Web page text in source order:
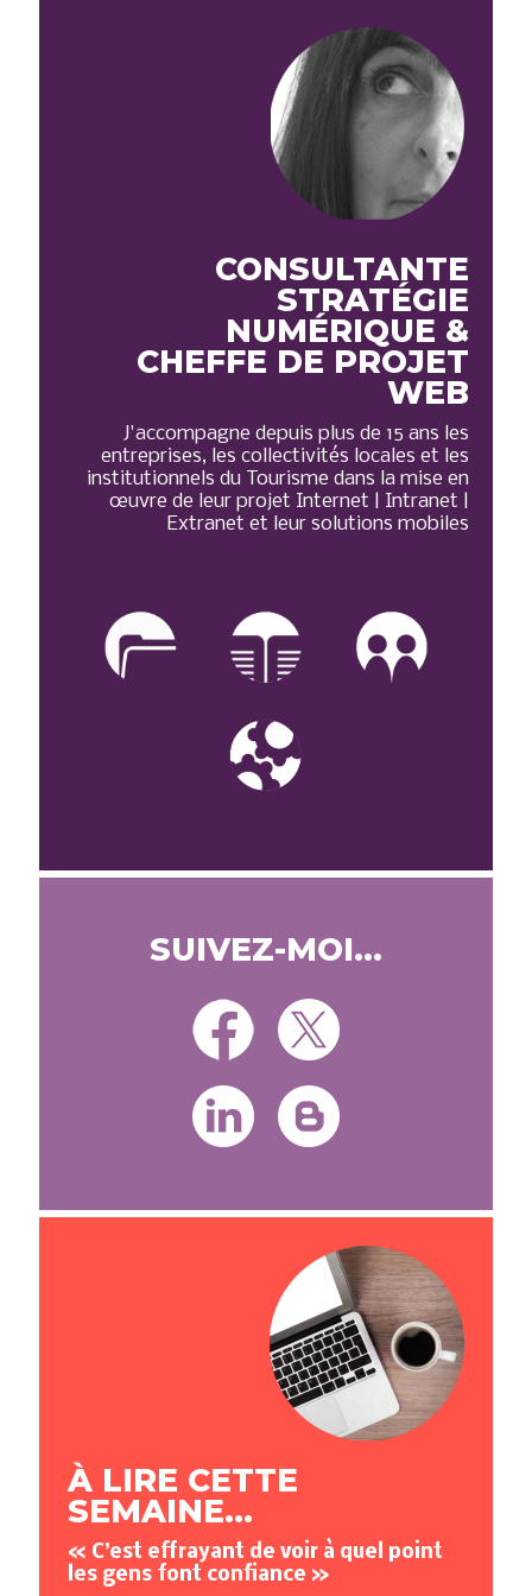
CONSULTANTE
STRATÉGIE
NUMÉRIQUE &
CHEFFE DE PROJET
WEB
J'accompagne depuis plus de 15 ans les
entreprises, les collectivités locales et les
institutionnels du Tourisme dans la mise en
œuvre de leur projet Internet | Intranet |
Extranet et leur solutions mobiles
SUIVEZ-MOI...
À LIRE CETTE
SEMAINE...
« C’est effrayant de voir à quel point
les gens font confiance »